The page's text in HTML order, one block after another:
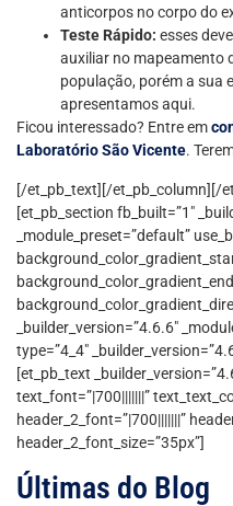
anticorpos no corpo do
Teste Rápido: esses
auxiliar no mapeamento
população, porém a sua
apresentamos aqui.
Ficou interessado? Entre em
Laboratório São Vicente.
[/et_pb_text][/et_pb_column][/
[et_pb_section fb_built=”1″
_module_preset=”default”
_builder_version=”4.6.6″
type=”4_4″
[et_pb_text
text_font=”|700|||||||”
header_2_font=”|700|||||||”
header_2_font_size=”35px”]
Últimas do Blog